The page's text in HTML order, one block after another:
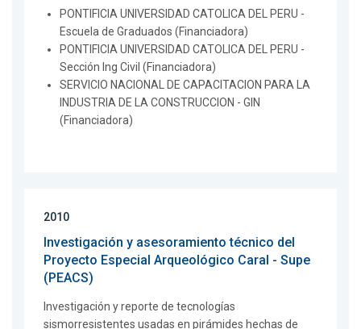
PONTIFICIA UNIVERSIDAD CATOLICA DEL PERU -
Escuela de Graduados (Financiadora)
PONTIFICIA UNIVERSIDAD CATOLICA DEL PERU -
Sección Ing Civil (Financiadora)
SERVICIO NACIONAL DE CAPACITACION PARA LA
INDUSTRIA DE LA CONSTRUCCION - GIN
(Financiadora)
2010
Investigación y asesoramiento técnico del
Proyecto Especial Arqueológico Caral - Supe
(PEACS)
Investigación y reporte de tecnologías
sismorresistentes usadas en pirámides hechas de